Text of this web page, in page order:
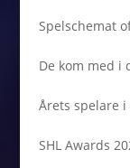
Spelschemat
De kom med i
Årets spelare i
SHL Awards